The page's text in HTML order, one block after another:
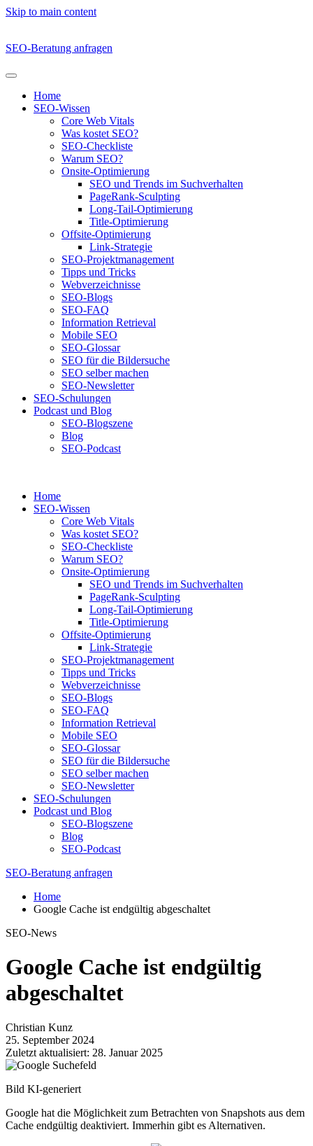
Skip to main content
SEO-Beratung anfragen
Home
SEO-Wissen
Core Web Vitals
Was kostet SEO?
SEO-Checkliste
Warum SEO?
Onsite-Optimierung
SEO und Trends im Suchverhalten
PageRank-Sculpting
Long-Tail-Optimierung
Title-Optimierung
Offsite-Optimierung
Link-Strategie
SEO-Projektmanagement
Tipps und Tricks
Webverzeichnisse
SEO-Blogs
SEO-FAQ
Information Retrieval
Mobile SEO
SEO-Glossar
SEO für die Bildersuche
SEO selber machen
SEO-Newsletter
SEO-Schulungen
Podcast und Blog
SEO-Blogszene
Blog
SEO-Podcast
Home
SEO-Wissen
Core Web Vitals
Was kostet SEO?
SEO-Checkliste
Warum SEO?
Onsite-Optimierung
SEO und Trends im Suchverhalten
PageRank-Sculpting
Long-Tail-Optimierung
Title-Optimierung
Offsite-Optimierung
Link-Strategie
SEO-Projektmanagement
Tipps und Tricks
Webverzeichnisse
SEO-Blogs
SEO-FAQ
Information Retrieval
Mobile SEO
SEO-Glossar
SEO für die Bildersuche
SEO selber machen
SEO-Newsletter
SEO-Schulungen
Podcast und Blog
SEO-Blogszene
Blog
SEO-Podcast
SEO-Beratung anfragen
Home
Google Cache ist endgültig abgeschaltet
SEO-News
Google Cache ist endgültig
abgeschaltet
Christian Kunz
25. September 2024
Zuletzt aktualisiert: 28. Januar 2025
Bild KI-generiert
Google hat die Möglichkeit zum Betrachten von Snapshots aus dem
Cache endgültig deaktiviert. Immerhin gibt es Alternativen.